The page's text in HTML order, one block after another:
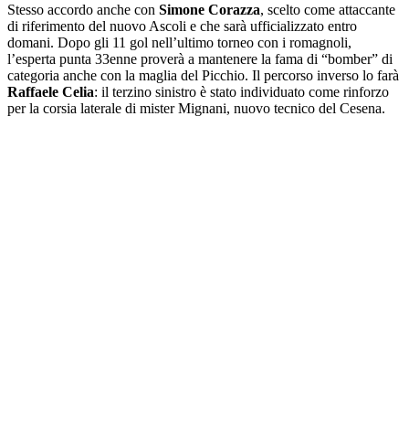
Stesso accordo anche con Simone Corazza, scelto come attaccante
di riferimento del nuovo Ascoli e che sarà ufficializzato entro
domani. Dopo gli 11 gol nell’ultimo torneo con i romagnoli,
l’esperta punta 33enne proverà a mantenere la fama di “bomber” di
categoria anche con la maglia del Picchio. Il percorso inverso lo farà
Raffaele Celia: il terzino sinistro è stato individuato come rinforzo
per la corsia laterale di mister Mignani, nuovo tecnico del Cesena.